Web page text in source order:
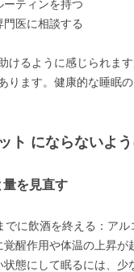
ーティンを持つ
医に相談する
けるように感じられま
ります。健康的な睡眠
ト にならないよ
量を見直す
でに飲酒を終える：ア
覚醒作用や体温の上昇
状態にして眠るには、